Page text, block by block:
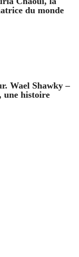
du monde
Wael Shawky –
une histoire